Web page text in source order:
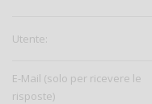
Utente:
E-Mail (solo per ricevere le
risposte)